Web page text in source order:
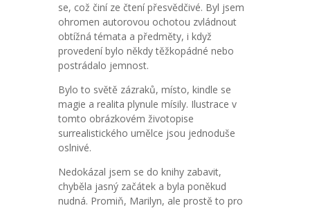
se, což činí ze čtení přesvědčivé. Byl jsem
ohromen autorovou ochotou zvládnout
obtížná témata a předměty, i když
provedení bylo někdy těžkopádné nebo
postrádalo jemnost.
Bylo to světě zázraků, místo, kindle se
magie a realita plynule mísily. Ilustrace v
tomto obrázkovém životopise
surrealistického umělce jsou jednoduše
oslnivé.
Nedokázal jsem se do knihy zabavit,
chyběla jasný začátek a byla poněkud
nudná. Promiň, Marilyn, ale prostě to pro